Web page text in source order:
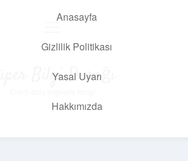
Anasayfa
Gizlilik Politikası
Yasal Uyarı
Hakkımızda
Süper Bilgi Durağı